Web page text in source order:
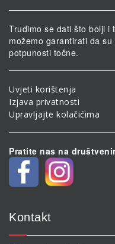
Trudimo se dati što bolji i
možemo garantirati da
potpunosti točne.
Uvjeti korištenja
Izjava privatnosti
Upravljajte kolačićima
Pratite nas na
Kontakt